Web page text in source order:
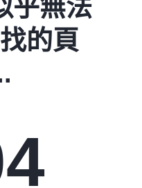
乎無法
的頁